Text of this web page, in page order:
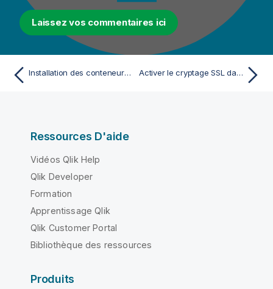
Laissez vos commentaires ici
Installation des conteneurs Talend Runtime Activer le cryptage SSL dans Talend Runtime
Ressources D'aide
Vidéos Qlik Help
Qlik Developer
Formation
Apprentissage Qlik
Qlik Customer Portal
Bibliothèque des ressources
Produits